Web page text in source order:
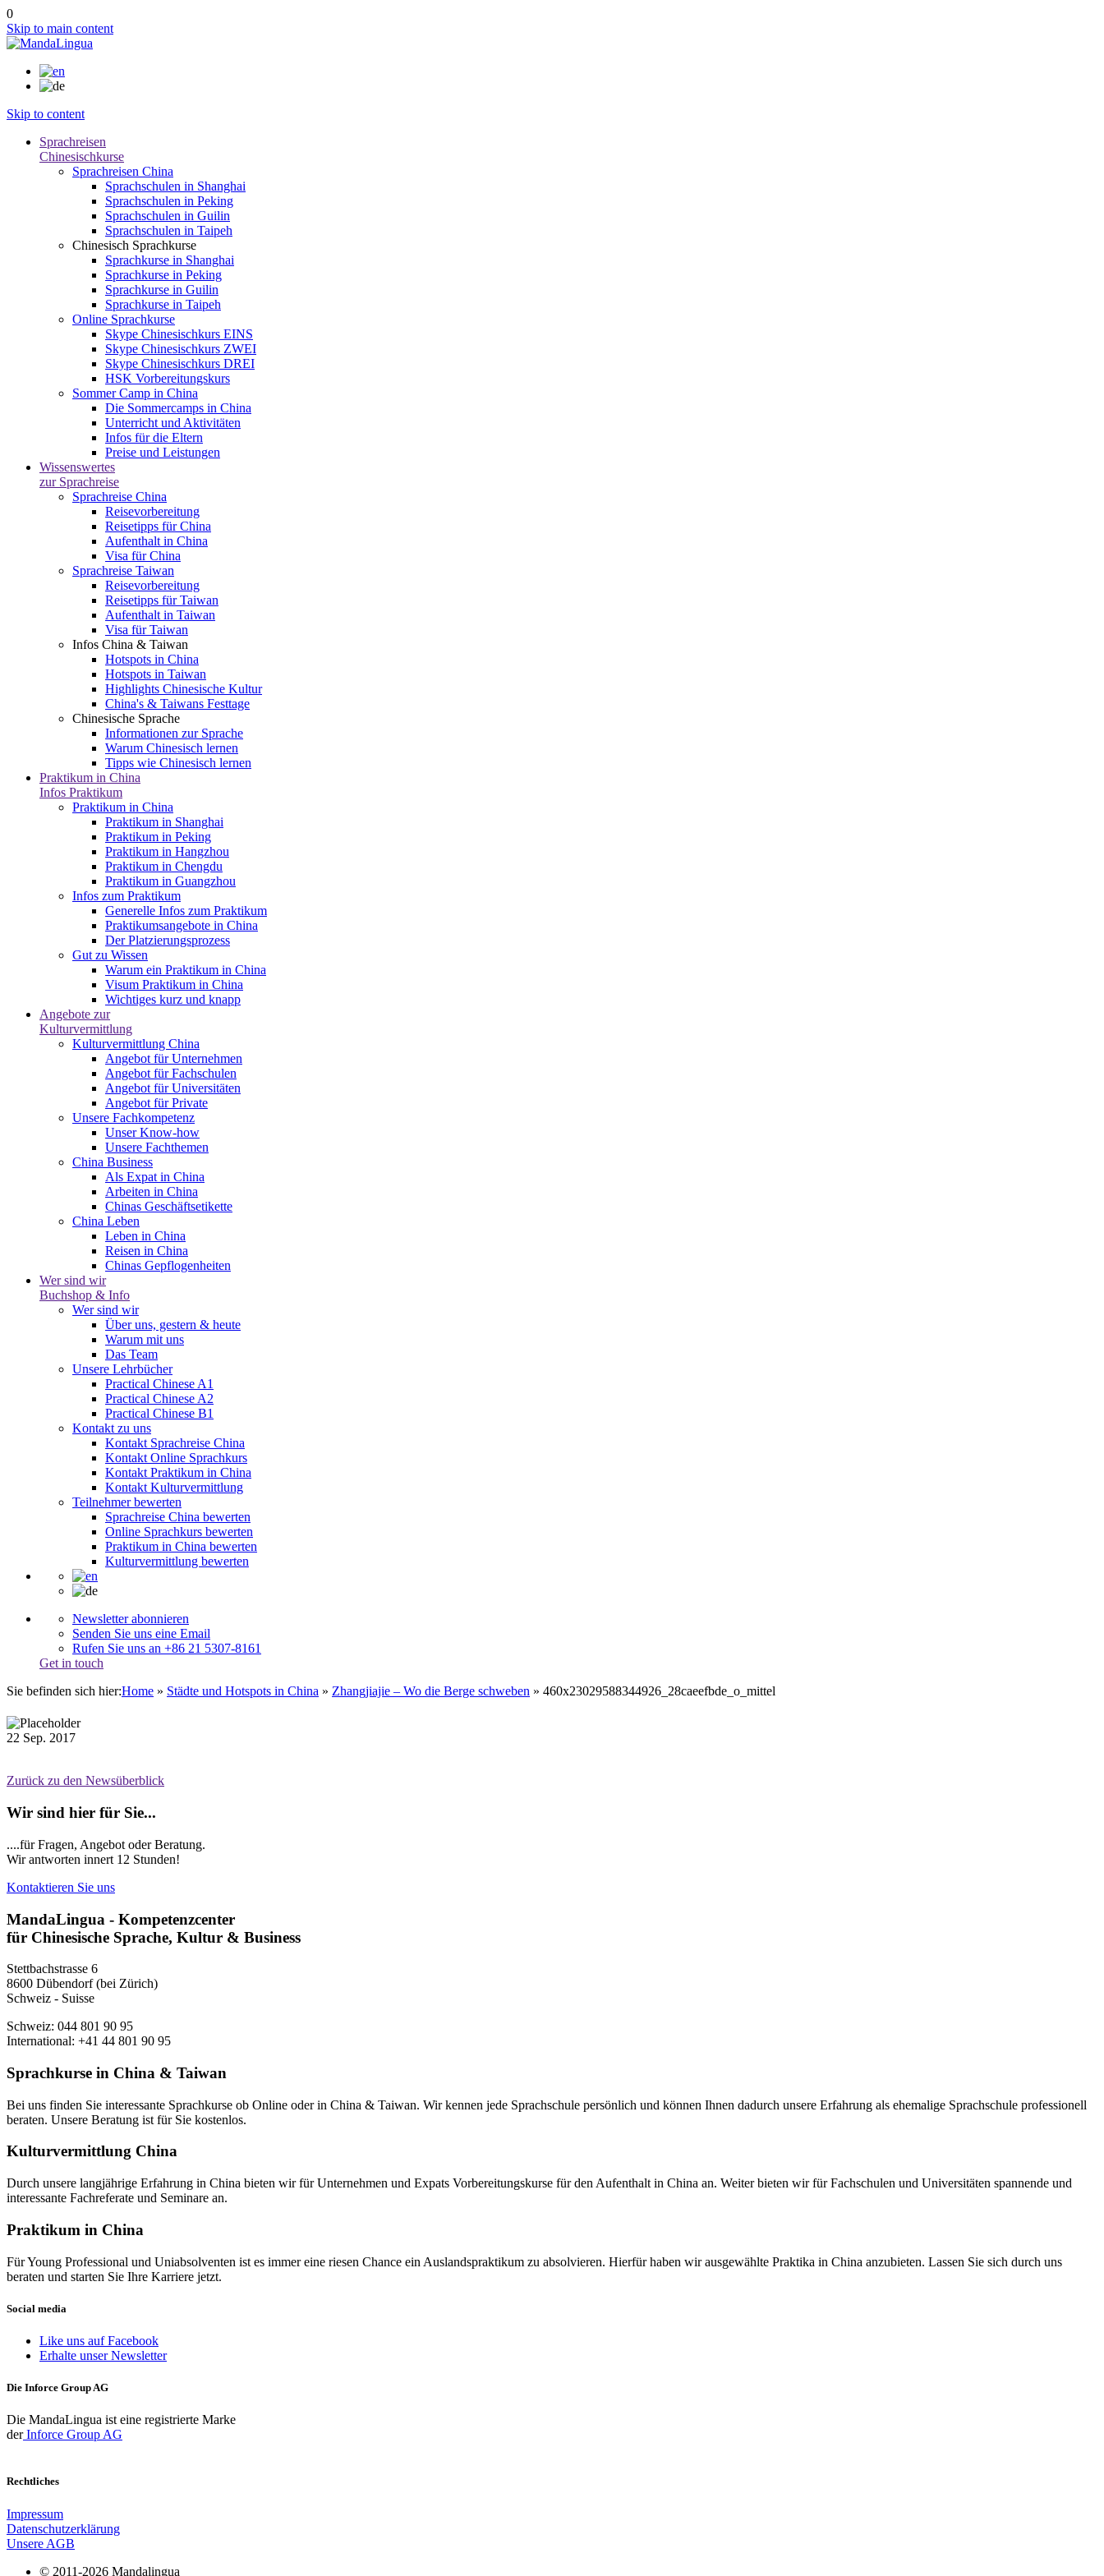
0
Skip to main content
Skip to content
Sprachreisen
Chinesischkurse
Sprachreisen China
Sprachschulen in Shanghai
Sprachschulen in Peking
Sprachschulen in Guilin
Sprachschulen in Taipeh
Chinesisch Sprachkurse
Sprachkurse in Shanghai
Sprachkurse in Peking
Sprachkurse in Guilin
Sprachkurse in Taipeh
Online Sprachkurse
Skype Chinesischkurs EINS
Skype Chinesischkurs ZWEI
Skype Chinesischkurs DREI
HSK Vorbereitungskurs
Sommer Camp in China
Die Sommercamps in China
Unterricht und Aktivitäten
Infos für die Eltern
Preise und Leistungen
Wissenswertes
zur Sprachreise
Sprachreise China
Reisevorbereitung
Reisetipps für China
Aufenthalt in China
Visa für China
Sprachreise Taiwan
Reisevorbereitung
Reisetipps für Taiwan
Aufenthalt in Taiwan
Visa für Taiwan
Infos China & Taiwan
Hotspots in China
Hotspots in Taiwan
Highlights Chinesische Kultur
China's & Taiwans Festtage
Chinesische Sprache
Informationen zur Sprache
Warum Chinesisch lernen
Tipps wie Chinesisch lernen
Praktikum in China
Infos Praktikum
Praktikum in China
Praktikum in Shanghai
Praktikum in Peking
Praktikum in Hangzhou
Praktikum in Chengdu
Praktikum in Guangzhou
Infos zum Praktikum
Generelle Infos zum Praktikum
Praktikumsangebote in China
Der Platzierungsprozess
Gut zu Wissen
Warum ein Praktikum in China
Visum Praktikum in China
Wichtiges kurz und knapp
Angebote zur
Kulturvermittlung
Kulturvermittlung China
Angebot für Unternehmen
Angebot für Fachschulen
Angebot für Universitäten
Angebot für Private
Unsere Fachkompetenz
Unser Know-how
Unsere Fachthemen
China Business
Als Expat in China
Arbeiten in China
Chinas Geschäftsetikette
China Leben
Leben in China
Reisen in China
Chinas Gepflogenheiten
Wer sind wir
Buchshop & Info
Wer sind wir
Über uns, gestern & heute
Warum mit uns
Das Team
Unsere Lehrbücher
Practical Chinese A1
Practical Chinese A2
Practical Chinese B1
Kontakt zu uns
Kontakt Sprachreise China
Kontakt Online Sprachkurs
Kontakt Praktikum in China
Kontakt Kulturvermittlung
Teilnehmer bewerten
Sprachreise China bewerten
Online Sprachkurs bewerten
Praktikum in China bewerten
Kulturvermittlung bewerten
Newsletter abonnieren
Senden Sie uns eine Email
Rufen Sie uns an +86 21 5307-8161
Get in touch
Sie befinden sich hier:Home » Städte und Hotspots in China » Zhangjiajie – Wo die Berge schweben » 460x23029588344926_28caeefbde_o_mittel
22 Sep. 2017
Zurück zu den Newsüberblick
Wir sind hier für Sie...
....für Fragen, Angebot oder Beratung.
Wir antworten innert 12 Stunden!
Kontaktieren Sie uns
MandaLingua - Kompetenzcenter
für Chinesische Sprache, Kultur & Business
Stettbachstrasse 6
8600 Dübendorf (bei Zürich)
Schweiz - Suisse
Schweiz: 044 801 90 95
International: +41 44 801 90 95
Sprachkurse in China & Taiwan
Bei uns finden Sie interessante Sprachkurse ob Online oder in China & Taiwan. Wir kennen jede Sprachschule persönlich und können Ihnen dadurch unsere Erfahrung als ehemalige Sprachschule professionell
beraten. Unsere Beratung ist für Sie kostenlos.
Kulturvermittlung China
Durch unsere langjährige Erfahrung in China bieten wir für Unternehmen und Expats Vorbereitungskurse für den Aufenthalt in China an. Weiter bieten wir für Fachschulen und Universitäten spannende und
interessante Fachreferate und Seminare an.
Praktikum in China
Für Young Professional und Uniabsolventen ist es immer eine riesen Chance ein Auslandspraktikum zu absolvieren. Hierfür haben wir ausgewählte Praktika in China anzubieten. Lassen Sie sich durch uns
beraten und starten Sie Ihre Karriere jetzt.
Social media
Like uns auf Facebook
Erhalte unser Newsletter
Die Inforce Group AG
Die MandaLingua ist eine registrierte Marke
derInforce Group AG
Rechtliches
Impressum
Datenschutzerklärung
Unsere AGB
© 2011-2026 Mandalingua